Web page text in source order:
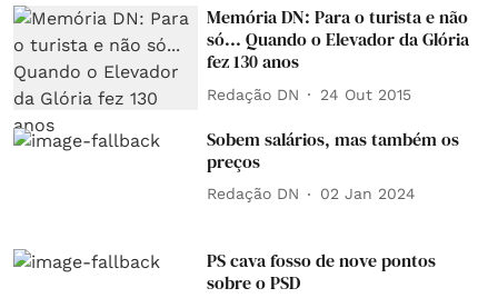
Memória DN: Para o turista e não
só... Quando o Elevador da Glória
fez 130 anos
Redação DN 24 Out 2015
Sobem salários, mas também os
preços
Redação DN 02 Jan 2024
PS cava fosso de nove pontos
sobre o PSD